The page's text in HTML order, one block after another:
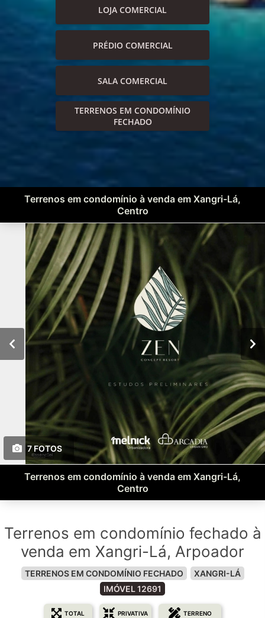
LOJA COMERCIAL
PRÉDIO COMERCIAL
SALA COMERCIAL
TERRENOS EM CONDOMÍNIO
FECHADO
Terrenos em condomínio à venda em Xangri-Lá,
Centro
7 FOTOS
Terrenos em condomínio à venda em Xangri-Lá,
Centro
Terrenos em condomínio fechado à
venda em Xangri-Lá, Arpoador
TERRENOS EM CONDOMÍNIO FECHADO
XANGRI-LÁ
IMÓVEL 12691
TOTAL PRIVATIVA TERRENO